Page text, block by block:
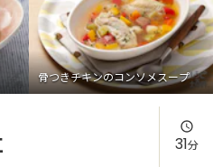
わせ
骨つきチキンのコンソメスープ
31分